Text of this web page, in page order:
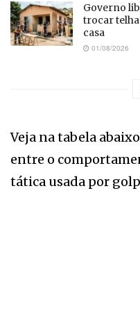
Governo
trocar
casa
01/08/2026
Veja na tabela
entre o
tática usada por